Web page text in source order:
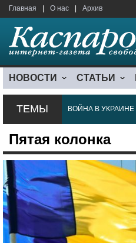
Главная О нас Архив
НОВОСТИ СТАТЬИ
ТЕМЫ ВОЙНА В УКРАИНЕ
Пятая колонка